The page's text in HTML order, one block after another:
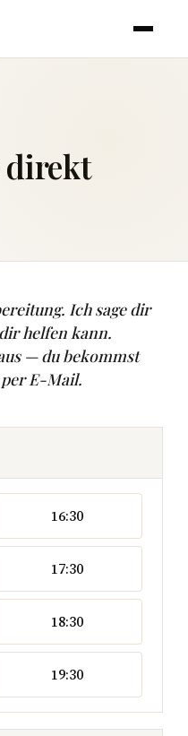
direkt
Ich sage dir
helfen kann.
— du bekommst
E-Mail.
16:30
17:30
18:30
19:30